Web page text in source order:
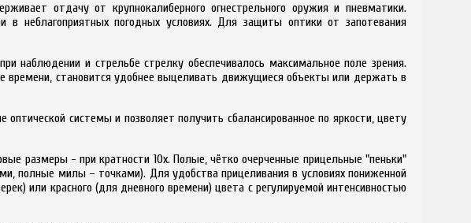
отдачу от крупнокалиберного огнестрельного оружия и пневматики.
в неблагоприятных погодных условиях. Для защиты оптики от запотевания
наблюдении и стрельбе стрелку обеспечивалось максимальное поле зрения.
времени, становится удобнее выцеливать движущиеся объекты или держать в
системы и позволяет получить сбалансированное по яркости, цвету
размеры - при кратности 10x. Полые, чётко очерченные прицельные "пеньки"
полные милы – точками). Для удобства прицеливания в условиях пониженной
или красного (для дневного времени) цвета с регулируемой интенсивностью